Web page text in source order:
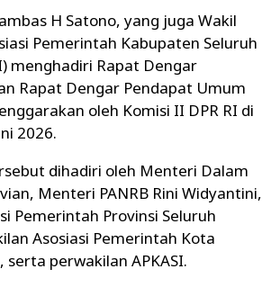
H Satono, yang juga Wakil
Pemerintah Kabupaten Seluruh
menghadiri Rapat Dengar
Rapat Dengar Pendapat Umum
oleh Komisi II DPR RI di
2026.
dihadiri oleh Menteri Dalam
Menteri PANRB Rini Widyantini,
Pemerintah Provinsi Seluruh
Asosiasi Pemerintah Kota
serta perwakilan APKASI.